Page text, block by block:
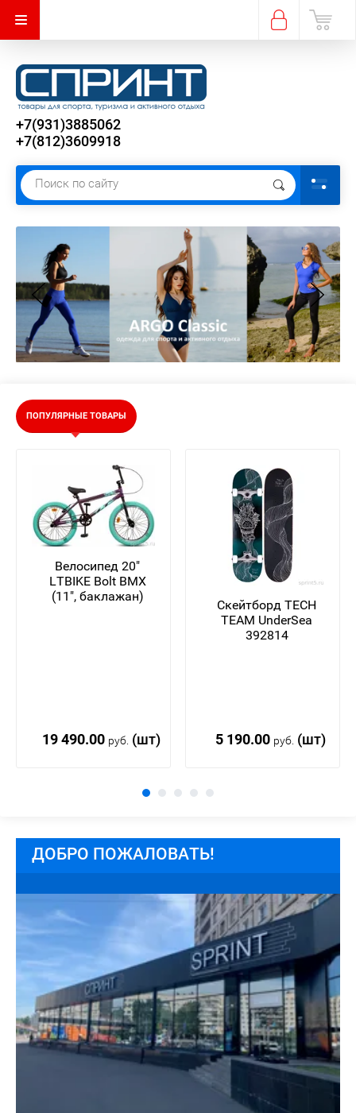
+7(931)3885062
+7(812)3609918
ПОПУЛЯРНЫЕ ТОВАРЫ
Велосипед 20"
LTBIKE Bolt BMX
(11", баклажан)
19 490.00 руб. (шт)
Скейтборд TECH
TEAM UnderSea
392814
5 190.00 руб. (шт)
ДОБРО ПОЖАЛОВАТЬ!